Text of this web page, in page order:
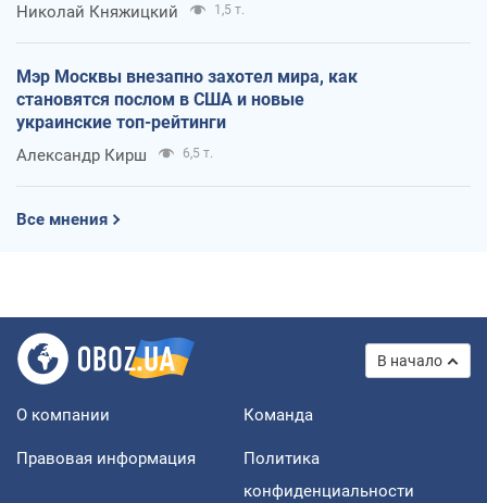
Николай Княжицкий 1,5 т.
Мэр Москвы внезапно захотел мира, как
становятся послом в США и новые
украинские топ-рейтинги
Александр Кирш 6,5 т.
Все мнения
В начало
О компании Команда
Правовая информация
Политика
конфиденциальности